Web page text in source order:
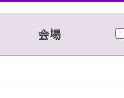
会場